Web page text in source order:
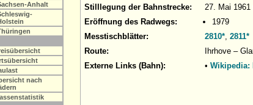
Anhalt
nach
Stilllegung der Bahnstrecke:
27. Mai
Eröffnung des Radwegs:
1979
Messtischblätter:
2810*, 2811*
Route:
Ihrhove –
Externe Links (Bahn):
• Wikipedia: